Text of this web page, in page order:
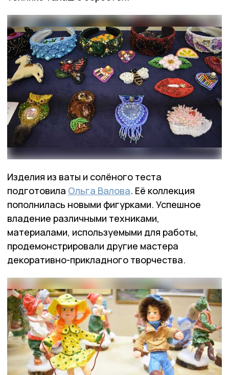
Изделия из ваты и солёного теста
подготовила Ольга Валова. Её коллекция
пополнилась новыми фигурками. Успешное
владение различными техниками,
материалами, используемыми для работы,
продемонстрировали другие мастера
декоративно-прикладного творчества.